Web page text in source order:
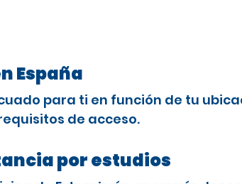
España
para ti en función de tu
de acceso.
por estudios